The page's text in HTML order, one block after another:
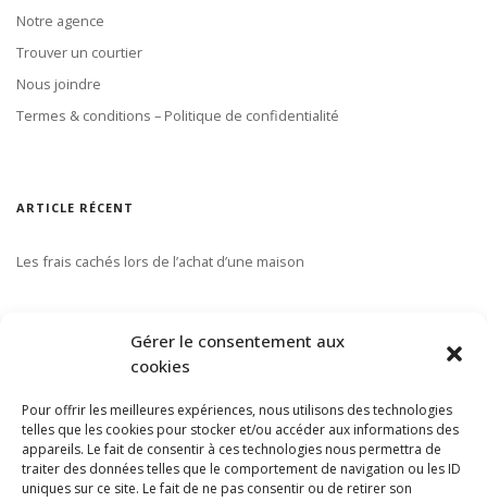
Gérer le consentement aux
cookies
Pour offrir les meilleures expériences, nous utilisons des technologies
telles que les cookies pour stocker et/ou accéder aux informations des
appareils. Le fait de consentir à ces technologies nous permettra de
traiter des données telles que le comportement de navigation ou les ID
uniques sur ce site. Le fait de ne pas consentir ou de retirer son
Notre agence
Trouver un courtier
Nous joindre
Termes & conditions – Politique de confidentialité
ARTICLE RÉCENT
Les frais cachés lors de l’achat d’une maison